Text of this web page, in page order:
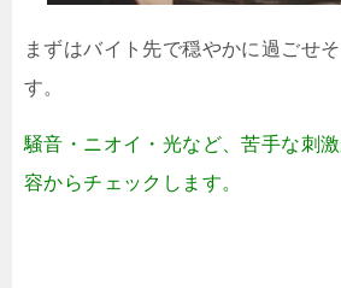
まずはバイト先で穏やかに過ごせ
す。
騒音・ニオイ・光など、苦手な刺
容からチェックします。